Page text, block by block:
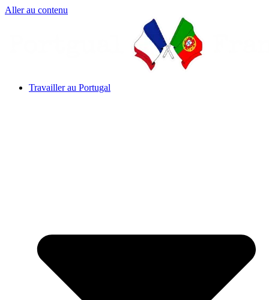
Aller au contenu
Travailler au Portugal